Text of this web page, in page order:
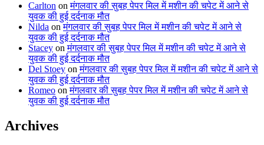
Carlton onमंगलवार की सुबह पेपर मिल में मशीन की चपेट में आने से
युवक की हुई दर्दनाक मौत
Nilda onमंगलवार की सुबह पेपर मिल में मशीन की चपेट में आने से
युवक की हुई दर्दनाक मौत
Stacey onमंगलवार की सुबह पेपर मिल में मशीन की चपेट में आने से
युवक की हुई दर्दनाक मौत
Del Stoey onमंगलवार की सुबह पेपर मिल में मशीन की चपेट में आने से
युवक की हुई दर्दनाक मौत
Romeo onमंगलवार की सुबह पेपर मिल में मशीन की चपेट में आने से
युवक की हुई दर्दनाक मौत
Archives